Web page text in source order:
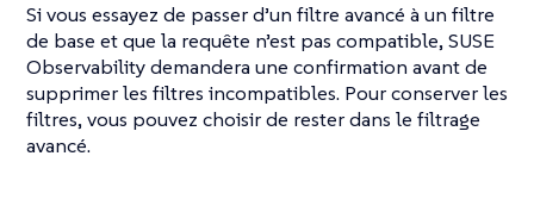
Si vous essayez de passer d’un filtre avancé à un filtre
de base et que la requête n’est pas compatible, SUSE
Observability demandera une confirmation avant de
supprimer les filtres incompatibles. Pour conserver les
filtres, vous pouvez choisir de rester dans le filtrage
avancé.